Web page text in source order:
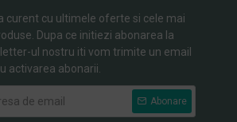
curent cu ultimele oferte si cele mai
Dupa ce initiezi abonarea la
ul nostru iti vom trimite un email
activarea abonarii.
Abonare